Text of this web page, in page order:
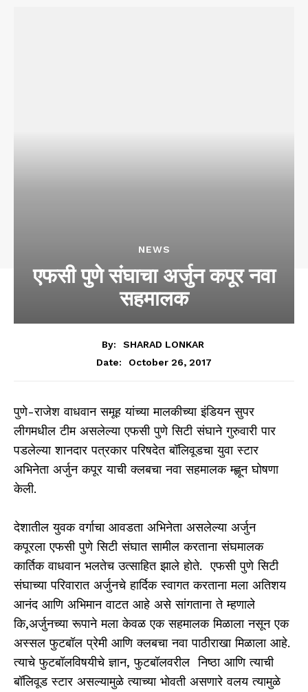
NEWS
एफसी पुणे संघाचा अर्जुन कपूर नवा
सहमालक
By:
SHARAD LONKAR
Date:
October 26, 2017
पुणे-राजेश वाधवान समूह यांच्या मालकीच्या इंडियन सुपर
लीगमधील टीम असलेल्या एफसी पुणे सिटी संघाने गुरुवारी पार
पडलेल्या शानदार पत्रकार परिषदेत बॉलिवूडचा युवा स्टार
अभिनेता अर्जुन कपूर याची क्लबचा नवा सहमालक म्ह्णून घोषणा
केली.
देशातील युवक वर्गाचा आवडता अभिनेता असलेल्या अर्जुन
कपूरला एफसी पुणे सिटी संघात सामील करताना संघमालक
कार्तिक वाधवान भलतेच उत्साहित झाले होते. एफसी पुणे सिटी
संघाच्या परिवारात अर्जुनचे हार्दिक स्वागत करताना मला अतिशय
आनंद आणि अभिमान वाटत आहे असे सांगताना ते म्हणाले
कि,अर्जुनच्या रूपाने मला केवळ एक सहमालक मिळाला नसून एक
अस्सल फुटबॉल प्रेमी आणि क्लबचा नवा पाठीराखा मिळाला आहे.
त्याचे फुटबॉलविषयीचे ज्ञान, फुटबॉलवरील निष्ठा आणि त्याची
बॉलिवूड स्टार असल्यामुळे त्याच्या भोवती असणारे वलय त्यामुळे